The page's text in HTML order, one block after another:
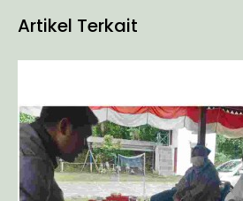
Artikel Terkait